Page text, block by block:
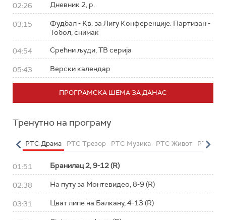
02:26 Дневник 2, р.
03:15
Фудбал - Кв. за Лигу Конференције: Партизан -
Тобол, снимак
04:54 Срећни људи, ТВ серија
05:43 Верски календар
ПРОГРАМСКА ШЕМА ЗА ДАНАС
Тренутно на програму
РТС Драма РТС Трезор РТС Музика РТС Живот РТС
01:51 Бранилац 2, 9-12 (R)
02:38 На путу за Монтевидео, 8-9 (R)
03:31 Цват липе на Балкану, 4-13 (R)